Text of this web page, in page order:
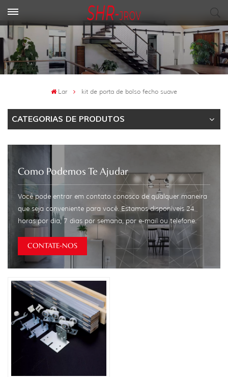
Lar kit de porta de bolso fecho suave
CATEGORIAS DE PRODUTOS
Como Podemos Te Ajudar
Você pode entrar em contato conosco de qualquer maneira
que seja conveniente para você. Estamos disponíveis 24
horas por dia, 7 dias por semana, por e-mail ou telefone.
CONTATE-NOS